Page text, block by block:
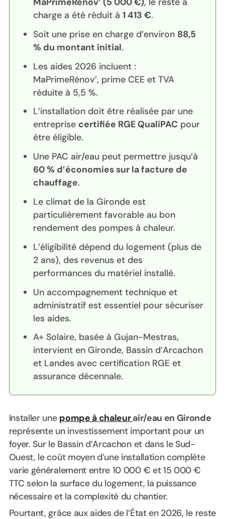
charge a été réduit à 1 413 €.
Soit une prise en charge d’environ 88,5
% du montant initial.
Les aides 2026 incluent :
MaPrimeRénov’, prime CEE et TVA
réduite à 5,5 %.
L’installation doit être réalisée par une
entreprise certifiée RGE QualiPAC pour
être éligible.
Une PAC air/eau peut permettre jusqu’à
60 % d’économies sur la facture de
chauffage.
Le climat de la Gironde est
particulièrement favorable au bon
rendement des pompes à chaleur.
L’éligibilité dépend du logement (plus de
2 ans), des revenus et des
performances du matériel installé.
Un accompagnement technique et
administratif est essentiel pour sécuriser
les aides.
A+ Solaire, basée à Gujan-Mestras,
intervient en Gironde, Bassin d’Arcachon
et Landes avec certification RGE et
assurance décennale.
Installer une pompe à chaleurair/eau en Gironde
représente un investissement important pour un
foyer. Sur le Bassin d’Arcachon et dans le Sud-
Ouest, le coût moyen d’une installation complète
varie généralement entre 10 000 € et 15 000 €
TTC selon la surface du logement, la puissance
nécessaire et la complexité du chantier.
Pourtant, grâce aux aides de l’État en 2026, le reste